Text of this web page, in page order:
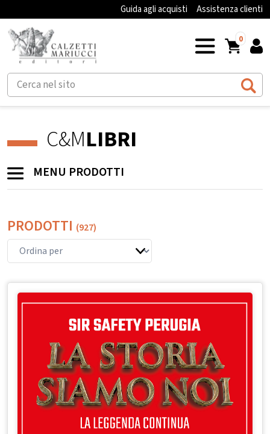
Guida agli acquisti Assistenza clienti
0
C&MLIBRI
MENU PRODOTTI
PRODOTTI (927)